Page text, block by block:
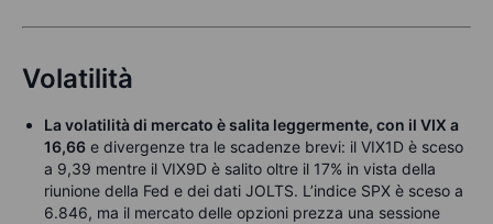
Volatilità
La volatilità di mercato è salita leggermente, con il VIX a
16,66 e divergenze tra le scadenze brevi: il VIX1D è sceso
a 9,39 mentre il VIX9D è salito oltre il 17% in vista della
riunione della Fed e dei dati JOLTS. L’indice SPX è sceso a
6.846, ma il mercato delle opzioni prezza una sessione